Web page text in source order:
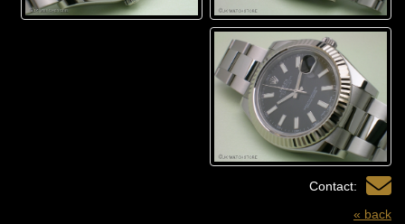
Contact:
« back